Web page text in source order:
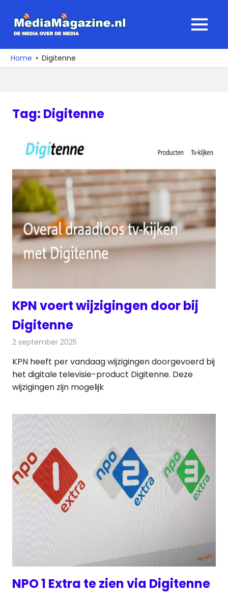
naar
media
over
MENU
Home Digitenne
Tag: Digitenne
KPN voert wijzigingen door bij
Digitenne
2 september 2025
KPN heeft per vandaag wijzigingen doorgevoerd bij
het digitale televisie-product Digitenne. Deze
wijzigingen zijn mogelijk
NPO 1 Extra te zien via Digitenne